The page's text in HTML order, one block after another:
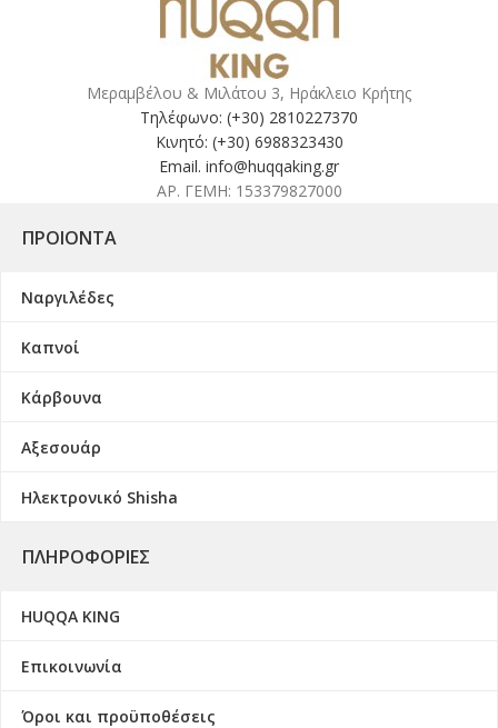
Μεραμβέλου & Μιλάτου 3, Ηράκλειο Κρήτης
Τηλέφωνο: (+30) 2810227370
Κινητό: (+30) 6988323430
Email. info@huqqaking.gr
ΑΡ. ΓΕΜΗ: 153379827000
ΠΡΟΙΌΝΤΑ
Ναργιλέδες
Καπνοί
Κάρβουνα
Αξεσουάρ
Ηλεκτρονικό Shisha
ΠΛΗΡΟΦΟΡΊΕΣ
HUQQA KING
Επικοινωνία
Όροι και προϋποθέσεις